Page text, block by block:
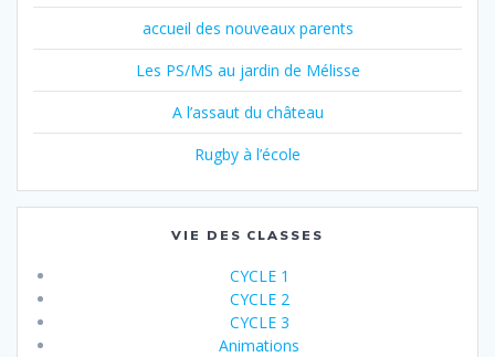
accueil des nouveaux parents
Les PS/MS au jardin de Mélisse
A l’assaut du château
Rugby à l’école
VIE DES CLASSES
CYCLE 1
CYCLE 2
CYCLE 3
Animations